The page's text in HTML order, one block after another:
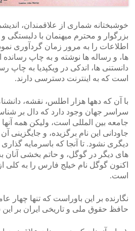
خوشبختانه شماری از علاقمندان،
بزرگوار و محترم میهنمان با
اطلاعات را به مرور زمان گردآوری
ها، و رساله ها نوشته و به چاپ رسانده
دانستنی ها، اندکی در ویکپدیا به چاپ
است که به اینترنت دسترسی دارند.
با آن که دهها هزار اطلس، نقشه،
سراسر جهان وجود دارد که دال بر
جامعه بین المللی است، ولیکن همه
جاودانی این نام برگزیده، و جایگزینی
دیگری نشود. تا آنجا که باسرمایه
های دیگر در گوگل، و حاتم بخشی آنان
اکنون گوگل نام خیلج فارس را به کلی
است.
نگارنده بر این باوراست که تنها چهار
حافظ حقوق ملی و تاریخی ایران بر این